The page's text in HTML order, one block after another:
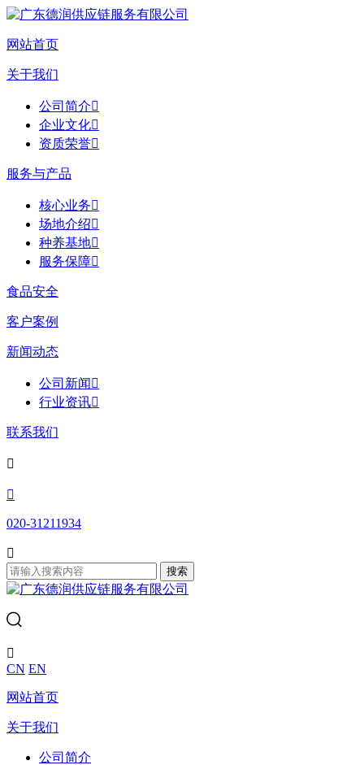
网站首页
关于我们
公司简介
企业文化
资质荣誉
服务与产品
核心业务
场地介绍
种养基地
服务保障
食品安全
客户案例
新闻动态
公司新闻 
行业资讯
联系我们


020-31211934

搜索

CN EN
网站首页
关于我们
公司简介